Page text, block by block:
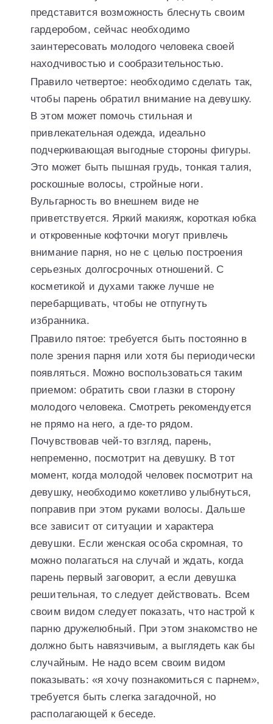
представится возможность блеснуть своим
гардеробом, сейчас необходимо
заинтересовать молодого человека своей
находчивостью и сообразительностью.
Правило четвертое: необходимо сделать так,
чтобы парень обратил внимание на девушку.
В этом может помочь стильная и
привлекательная одежда, идеально
подчеркивающая выгодные стороны фигуры.
Это может быть пышная грудь, тонкая талия,
роскошные волосы, стройные ноги.
Вульгарность во внешнем виде не
приветствуется. Яркий макияж, короткая юбка
и откровенные кофточки могут привлечь
внимание парня, но не с целью построения
серьезных долгосрочных отношений. С
косметикой и духами также лучше не
перебарщивать, чтобы не отпугнуть
избранника.
Правило пятое: требуется быть постоянно в
поле зрения парня или хотя бы периодически
появляться. Можно воспользоваться таким
приемом: обратить свои глазки в сторону
молодого человека. Смотреть рекомендуется
не прямо на него, а где-то рядом.
Почувствовав чей-то взгляд, парень,
непременно, посмотрит на девушку. В тот
момент, когда молодой человек посмотрит на
девушку, необходимо кокетливо улыбнуться,
поправив при этом руками волосы. Дальше
все зависит от ситуации и характера
девушки. Если женская особа скромная, то
можно полагаться на случай и ждать, когда
парень первый заговорит, а если девушка
решительная, то следует действовать. Всем
своим видом следует показать, что настрой к
парню дружелюбный. При этом знакомство не
должно быть навязчивым, а выглядеть как бы
случайным. Не надо всем своим видом
показывать: «я хочу познакомиться с парнем»,
требуется быть слегка загадочной, но
располагающей к беседе.